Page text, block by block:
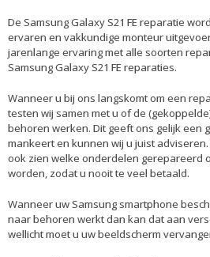
De Samsung Galaxy S21 FE reparatie
ervaren en vakkundige monteur
jarenlange ervaring met alle soorten
Samsung Galaxy S21 FE reparaties.
Wanneer u bij ons langskomt om een
testen wij samen met u of de
behoren werken. Dit geeft ons gelijk een
mankeert en kunnen wij u juist
ook zien welke onderdelen gerepareerd
worden, zodat u nooit te veel betaald.
Wanneer uw Samsung smartphone
naar behoren werkt dan kan dat aan
wellicht moet u uw beeldscherm